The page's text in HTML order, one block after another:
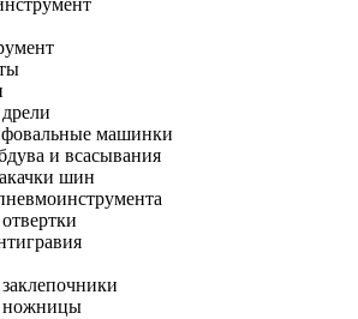
машинки
и всасывания
шин
ножницы